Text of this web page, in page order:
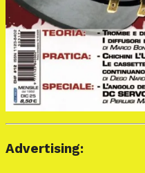
Advertising: